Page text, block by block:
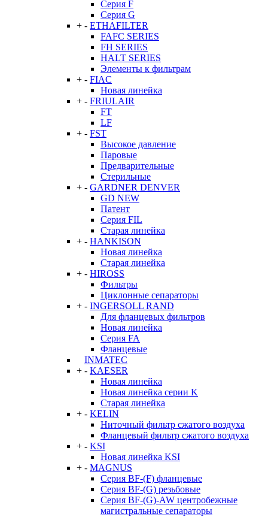
Серия F
Серия G
+ - ETHAFILTER
FAFC SERIES
FH SERIES
HALT SERIES
Элементы к фильтрам
+ - FIAC
Новая линейка
+ - FRIULAIR
FT
LF
+ - FST
Высокое давление
Паровые
Предварительные
Стерильные
+ - GARDNER DENVER
GD NEW
Патент
Серия FIL
Старая линейка
+ - HANKISON
Новая линейка
Старая линейка
+ - HIROSS
Фильтры
Циклонные сепараторы
+ - INGERSOLL RAND
Для фланцевых фильтров
Новая линейка
Серия FA
Фланцевые
INMATEC
+ - KAESER
Новая линейка
Новая линейка серии K
Старая линейка
+ - KELIN
Ниточный фильтр сжатого воздуха
Фланцевый фильтр сжатого воздуха
+ - KSI
Новая линейка KSI
+ - MAGNUS
Серия BF-(F) фланцевые
Серия BF-(G) резьбовые
Серия BF-(G)-AW центробежные
магистральные сепараторы